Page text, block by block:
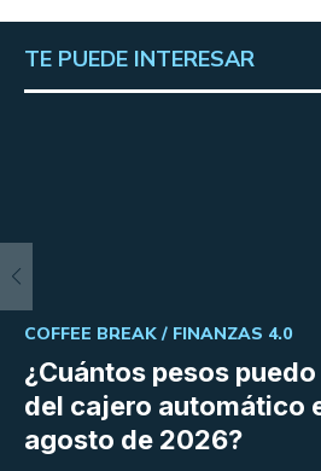
TE PUEDE INTERESAR
¿Cuántos pesos
del cajero automático
agosto de 2026?
COFFEE BREAK / FINANZAS 4.0